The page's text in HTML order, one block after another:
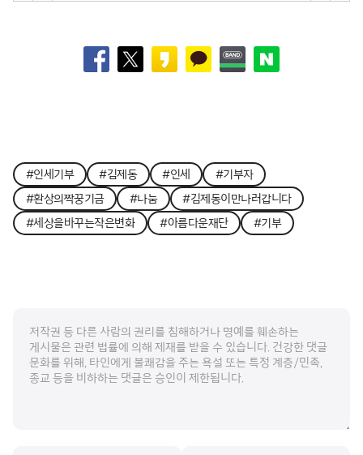
#인세기부 #김제동 #인세
#기부자
#환상의짝꿍기금
#나눔
#김제동이만나러갑니다
#세상을바꾸는작은변화
#아름다운재단 #기부